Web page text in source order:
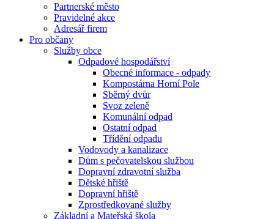
Partnerské město
Pravidelné akce
Adresář firem
Pro občany
Služby obce
Odpadové hospodářství
Obecné informace - odpady
Kompostárna Horní Pole
Sběrný dvůr
Svoz zeleně
Komunální odpad
Ostatní odpad
Třídění odpadu
Vodovody a kanalizace
Dům s pečovatelskou službou
Dopravní zdravotní služba
Dětské hřiště
Dopravní hřiště
Zprostředkované služby
Základní a Mateřská škola